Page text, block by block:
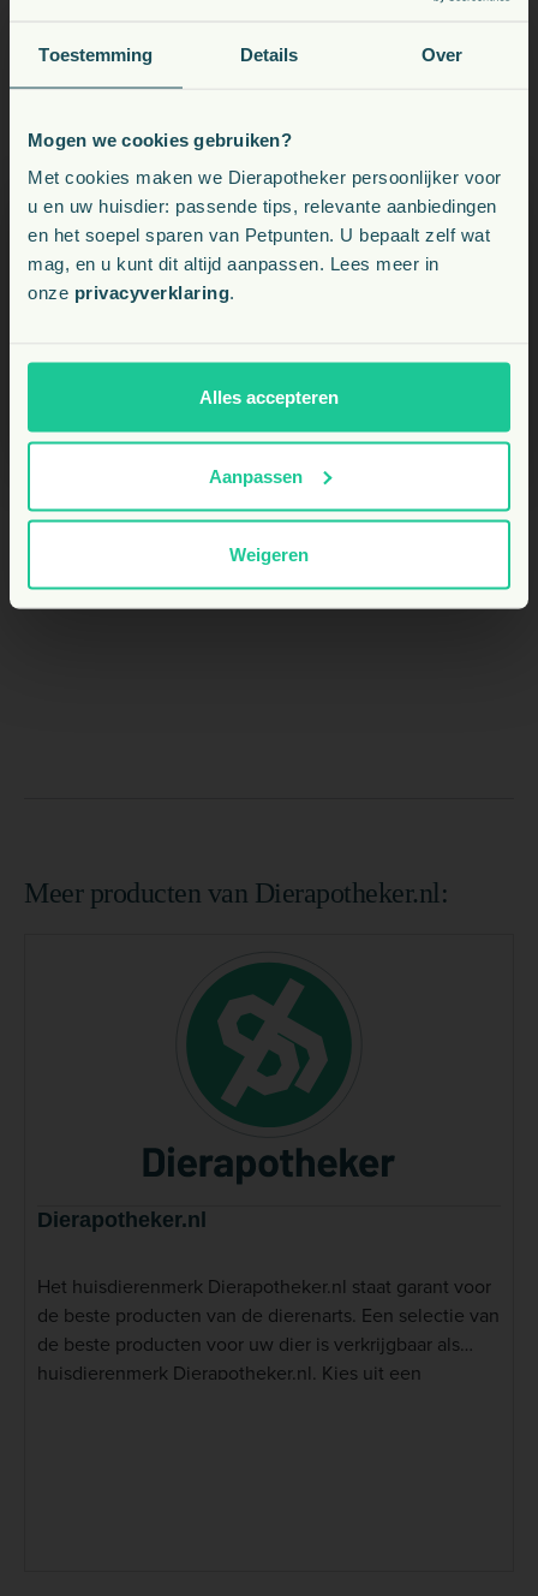
Toestemming Details Over
Mogen we cookies gebruiken?
Met cookies maken we Dierapotheker persoonlijker voor
u en uw huisdier: passende tips, relevante aanbiedingen
en het soepel sparen van Petpunten. U bepaalt zelf wat
mag, en u kunt dit altijd aanpassen. Lees meer in
onze privacyverklaring.
Alles accepteren
Aanpassen
Weigeren
afvallen?
Meer producten van Dierapotheker.nl:
Dierapotheker.nl
Het huisdierenmerk Dierapotheker.nl staat garant voor
de beste producten van de dierenarts. Een selectie van
de beste producten voor uw dier is verkrijgbaar als
huisdierenmerk Dierapotheker.nl. Kies uit een
Kies uw land: